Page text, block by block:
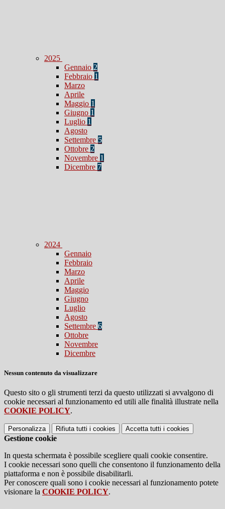
2025
Gennaio 2
Febbraio 1
Marzo
Aprile
Maggio 1
Giugno 1
Luglio 1
Agosto
Settembre 5
Ottobre 2
Novembre 1
Dicembre 7
2024
Gennaio
Febbraio
Marzo
Aprile
Maggio
Giugno
Luglio
Agosto
Settembre 6
Ottobre
Novembre
Dicembre
Nessun contenuto da visualizzare
Questo sito o gli strumenti terzi da questo utilizzati si avvalgono di
cookie necessari al funzionamento ed utili alle finalità illustrate nella
COOKIE POLICY.
Personalizza Rifiuta tutti i cookies Accetta tutti i cookies
Gestione cookie
In questa schermata è possibile scegliere quali cookie consentire.
I cookie necessari sono quelli che consentono il funzionamento della
piattaforma e non è possibile disabilitarli.
Per conoscere quali sono i cookie necessari al funzionamento potete
visionare la COOKIE POLICY.